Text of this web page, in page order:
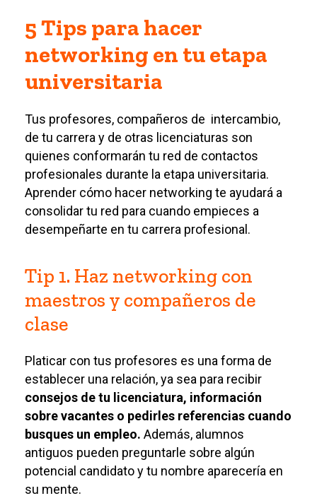
5 Tips para hacer
networking en tu etapa
universitaria
Tus profesores, compañeros de intercambio,
de tu carrera y de otras licenciaturas son
quienes conformarán tu red de contactos
profesionales durante la etapa universitaria.
Aprender cómo hacer networking te ayudará a
consolidar tu red para cuando empieces a
desempeñarte en tu carrera profesional.
Tip 1. Haz networking con
maestros y compañeros de
clase
Platicar con tus profesores es una forma de
establecer una relación, ya sea para recibir
consejos de tu licenciatura, información
sobre vacantes o pedirles referencias cuando
busques un empleo. Además, alumnos
antiguos pueden preguntarle sobre algún
potencial candidato y tu nombre aparecería en
su mente.